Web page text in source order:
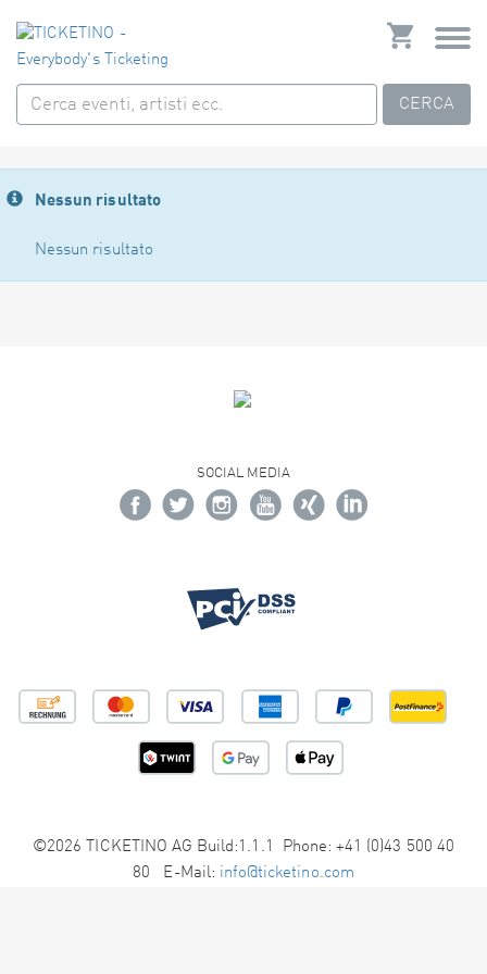
CERCA
Nessun risultato
Nessun risultato
SOCIAL MEDIA
©2026 TICKETINO AG Build:1.1.1 Phone: +41 (0)43 500 40
80 E-Mail: info@ticketino.com